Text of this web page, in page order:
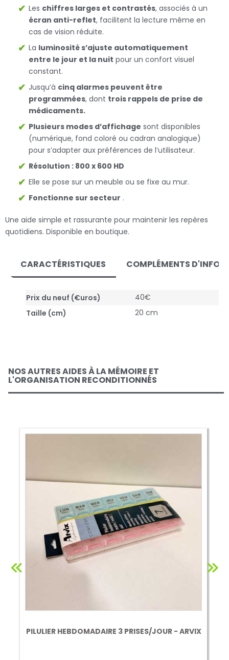
Les chiffres larges et contrastés, associés à un
écran anti-reflet, facilitent la lecture même en
cas de vision réduite.
La luminosité s’ajuste automatiquement
entre le jour et la nuit pour un confort visuel
constant.
Jusqu’à cinq alarmes peuvent être
programmées, dont trois rappels de prise de
médicaments.
Plusieurs modes d’affichage sont disponibles
(numérique, fond coloré ou cadran analogique)
pour s’adapter aux préférences de l’utilisateur.
Résolution : 800 x 600 HD
Elle se pose sur un meuble ou se fixe au mur.
Fonctionne sur secteur .
Une aide simple et rassurante pour maintenir les repères
quotidiens. Disponible en boutique.
CARACTÉRISTIQUES COMPLÉMENTS
Prix du neuf (€uros)
40€
Taille (cm)
20 cm
NOS AUTRES AIDES À LA MÉMOIRE ET
L'ORGANISATION RECONDITIONNÉS
PILULIER HEBDOMADAIRE 3 PRISES/JOUR - ARVIX